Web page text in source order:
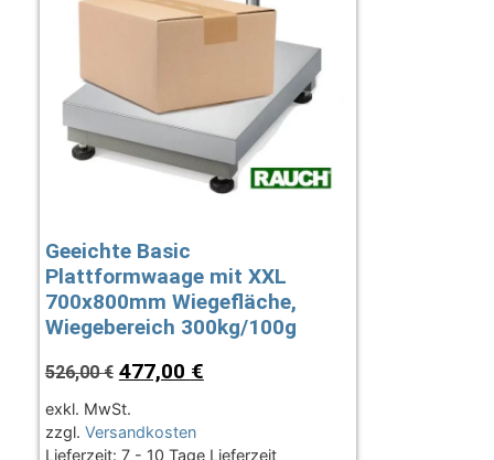
Geeichte Basic
Plattformwaage mit XXL
700x800mm Wiegefläche,
Wiegebereich 300kg/100g
526,00€ 477,00 €
exkl. MwSt.
zzgl. Versandkosten
Lieferzeit: 7 - 10 Tage Lieferzeit